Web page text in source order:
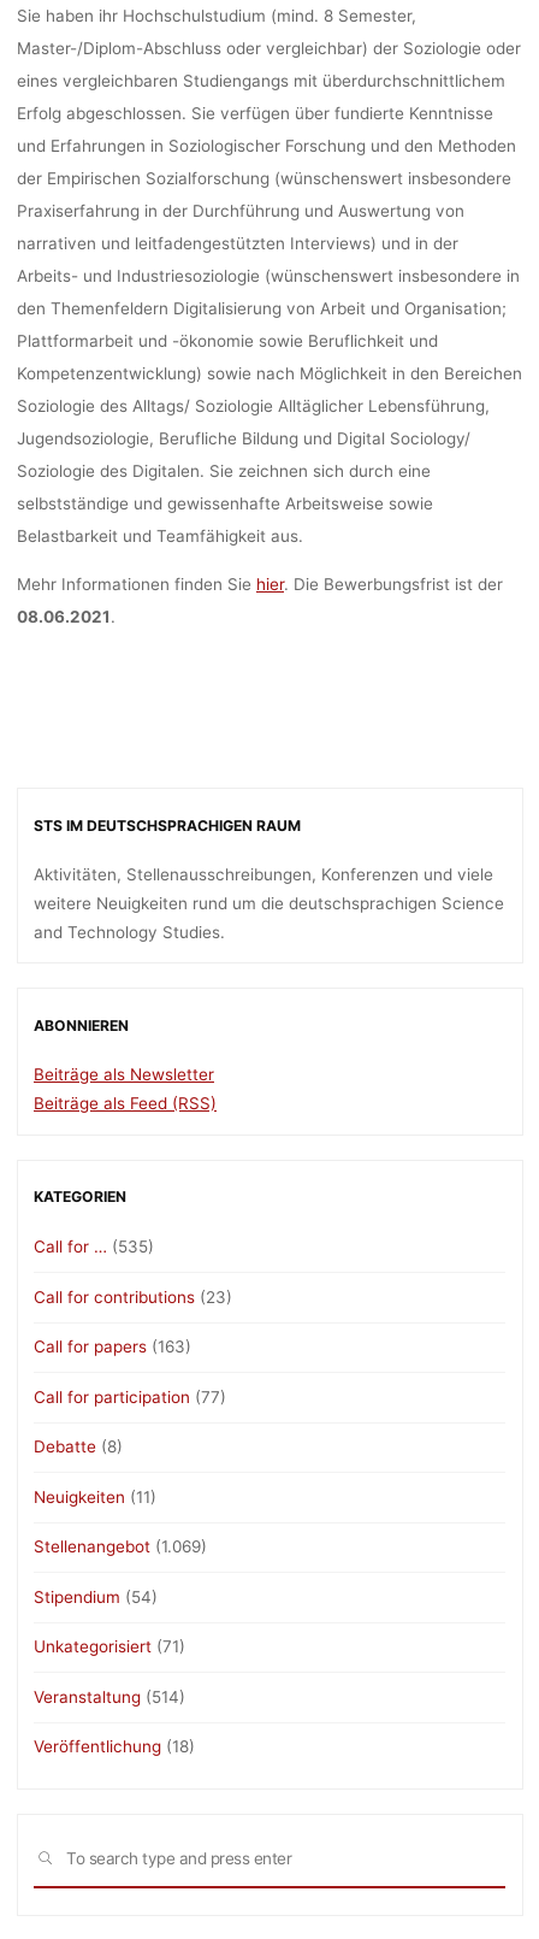
Sie haben ihr Hochschulstudium (mind. 8 Semester,
Master-/Diplom-Abschluss oder vergleichbar) der Soziologie oder
eines vergleichbaren Studiengangs mit überdurchschnittlichem
Erfolg abgeschlossen. Sie verfügen über fundierte Kenntnisse
und Erfahrungen in Soziologischer Forschung und den Methoden
der Empirischen Sozialforschung (wünschenswert insbesondere
Praxiserfahrung in der Durchführung und Auswertung von
narrativen und leitfadengestützten Interviews) und in der
Arbeits- und Industriesoziologie (wünschenswert insbesondere in
den Themenfeldern Digitalisierung von Arbeit und Organisation;
Plattformarbeit und -ökonomie sowie Beruflichkeit und
Kompetenzentwicklung) sowie nach Möglichkeit in den Bereichen
Soziologie des Alltags/ Soziologie Alltäglicher Lebensführung,
Jugendsoziologie, Berufliche Bildung und Digital Sociology/
Soziologie des Digitalen. Sie zeichnen sich durch eine
selbstständige und gewissenhafte Arbeitsweise sowie
Belastbarkeit und Teamfähigkeit aus.
Mehr Informationen finden Sie hier. Die Bewerbungsfrist ist der
08.06.2021.
STS IM DEUTSCHSPRACHIGEN RAUM
Aktivitäten, Stellenausschreibungen, Konferenzen und viele
weitere Neuigkeiten rund um die deutschsprachigen Science
and Technology Studies.
ABONNIEREN
Beiträge als Newsletter
Beiträge als Feed (RSS)
KATEGORIEN
Call for … (535)
Call for contributions (23)
Call for papers (163)
Call for participation (77)
Debatte (8)
Neuigkeiten (11)
Stellenangebot (1.069)
Stipendium (54)
Unkategorisiert (71)
Veranstaltung (514)
Veröffentlichung (18)
SEARCH